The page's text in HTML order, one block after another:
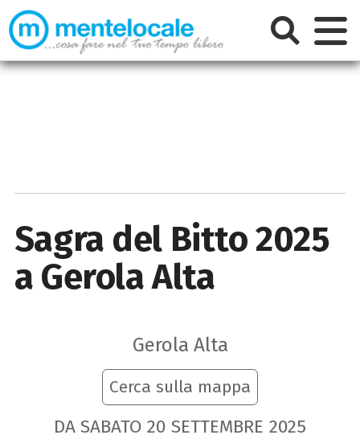
Sagra del Bitto 2025
a Gerola Alta
Gerola Alta
Cerca sulla mappa
DA SABATO 20 SETTEMBRE 2025